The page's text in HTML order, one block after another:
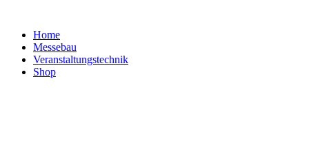
Home
Messebau
Veranstaltungs­technik
Shop